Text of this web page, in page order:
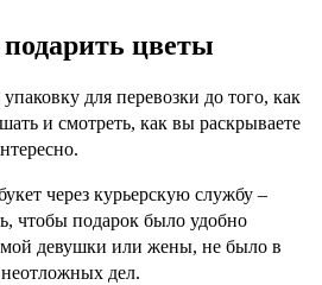
цветы
для перевозки до того, как
и смотреть, как вы раскрываете
через курьерскую службу –
чтобы подарок было удобно
девушки или жены, не было в
дел.